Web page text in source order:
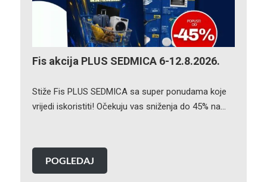
Fis akcija PLUS SEDMICA 6-12.8.2026.
Stiže Fis PLUS SEDMICA sa super ponudama koje
vrijedi iskoristiti! Očekuju vas sniženja do 45% na…
POGLEDAJ